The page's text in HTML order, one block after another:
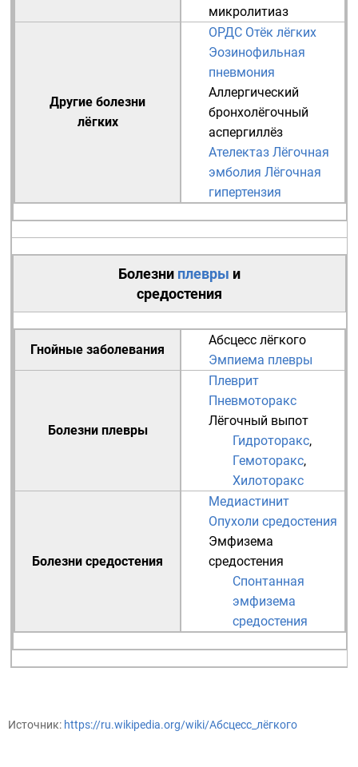
микролитиаз
Другие болезни
лёгких
ОРДС Отёк лёгких
Эозинофильная
пневмония
Аллергический
бронхолёгочный
аспергиллёз
Ателектаз Лёгочная
эмболия Лёгочная
гипертензия
Болезни плевры и
средостения
Гнойные заболевания
Абсцесс лёгкого
Эмпиема плевры
Болезни плевры
Плеврит
Пневмоторакс
Лёгочный выпот
Гидроторакс,
Гемоторакс,
Хилоторакс
Болезни средостения
Медиастинит
Опухоли средостения
Эмфизема
средостения
Спонтанная
эмфизема
средостения
Источник: https://ru.wikipedia.org/wiki/Абсцесс_лёгкого